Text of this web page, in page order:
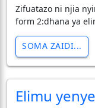
Zifuatazo ni njia
form 2:dhana ya
SOMA ZAIDI...
Elimu